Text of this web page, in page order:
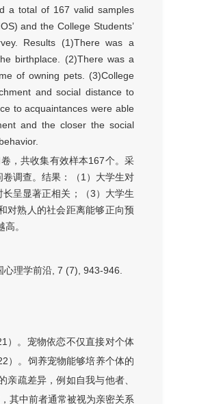
a total of 167 valid samples
and the College Students’
Results (1)There was a
birthplace. (2)There was a
of owning pets. (3)College
and social distance to
to acquaintances were able
and the closer the social
，共收集有效样本167个。采
调查。结果：（1）大学生对
呈显著正相关；（3）大学生
对熟人的社会距离能够正向预
。
心理学前沿, 7 (7), 943-946.
）。宠物依恋不仅直接对个体
）。饲养宠物能够培养个体的
疏差异，例如自我与他者、
其中前者通常被视为亲密关系